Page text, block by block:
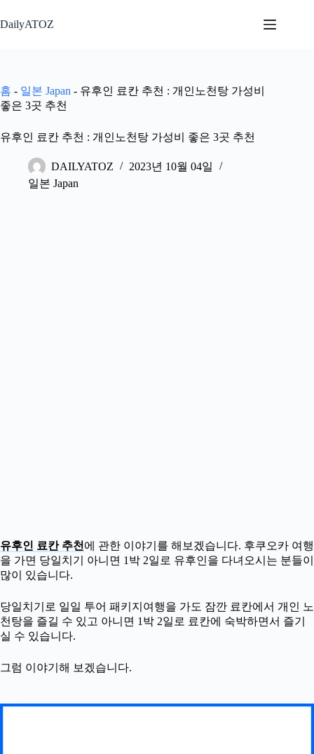
문
뛰
기
DailyATOZ
홈 - 일본 Japan - 유후인 료칸 추천 : 개인노천탕 가성비
좋은 3곳 추천
유후인 료칸 추천 : 개인노천탕 가성비 좋은 3곳 추천
DAILYATOZ
2023년 10월 04일
일본 Japan
유후인 료칸 추천 에 관한 이야기를 해보겠습니다. 후쿠오카 여행
을 가면 당일치기 아니면 1박 2일로 유후인을 다녀오시는 분들이
많이 있습니다.
당일치기로 일일 투어 패키지여행을 가도 잠깐 료칸에서 개인 노
천탕을 즐길 수 있고 아니면 1박 2일로 료칸에 숙박하면서 즐기
실 수 있습니다.
그럼 이야기해 보겠습니다.